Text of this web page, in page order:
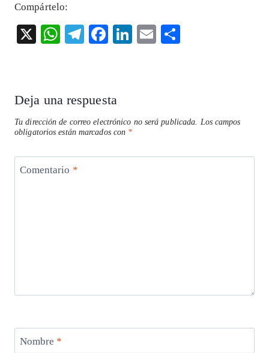
Compártelo:
X
W
p
p
T
m
F
o
o
k
Li E
Deja una respuesta
Tu dirección de correo electrónico no será publicada. Los campos
obligatorios están marcados con *
Comentario *
Nombre *